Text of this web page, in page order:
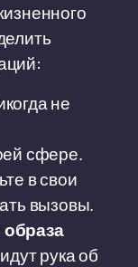
не
сфере.
в свои
вызовы.
рука об